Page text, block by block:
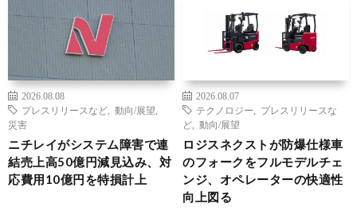
2026.08.08
プレスリリースなど
動向/展望
災害
ニチレイがシステム障害で連
結売上高50億円減見込み、対
応費用10億円を特損計上
2026.08.07
テクノロジー
プレスリリースな
ど
動向/展望
ロジスネクストが防爆仕様車
のフォークをフルモデルチェ
ンジ、オペレーターの快適性
向上図る